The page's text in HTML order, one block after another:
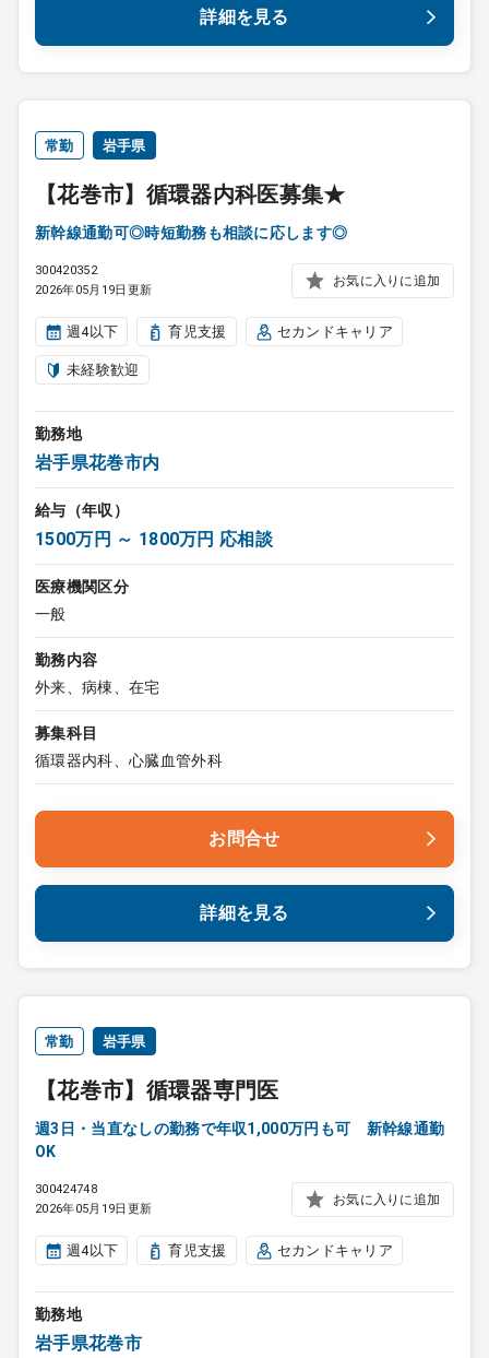
詳細を見る
常勤 岩手県
【花巻市】循環器内科医募集★
新幹線通勤可◎時短勤務も相談に応します◎
300420352
2026年05月19日更新
お気に入りに追加
週4以下 育児支援 セカンドキャリア
未経験歓迎
勤務地
岩手県花巻市内
給与（年収）
1500万円 ～ 1800万円 応相談
医療機関区分
一般
勤務内容
外来、病棟、在宅
募集科目
循環器内科、心臓血管外科
お問合せ
詳細を見る
常勤 岩手県
【花巻市】循環器専門医
週3日・当直なしの勤務で年収1,000万円も可 新幹線通勤
OK
300424748
2026年05月19日更新
お気に入りに追加
週4以下 育児支援 セカンドキャリア
勤務地
岩手県花巻市